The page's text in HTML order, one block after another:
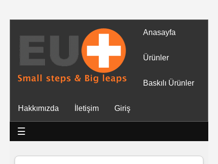
Anasayfa
Ürünler
Baskılı Ürünler
Hakkımızda İletişim Giriş
☰
Tüm
Ürünler
Mendiller
Baskılı
Islak